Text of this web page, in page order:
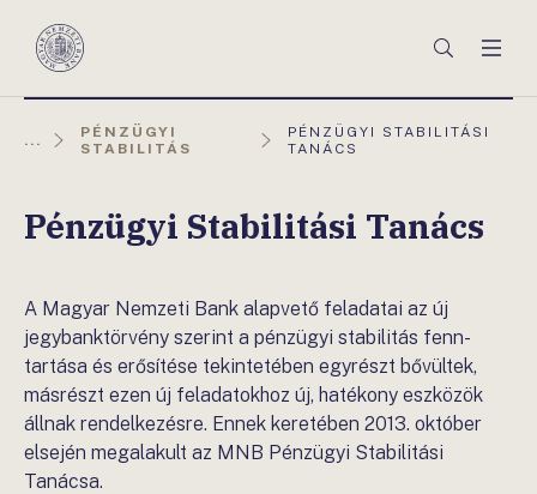
Magyar
Keresés
...
PÉNZÜGYI
STABILITÁS
AKTUÁLIS
OLDAL:
PÉNZÜGYI STABILITÁSI
TANÁCS
Pénzügyi Stabilitási Tanács
A Magyar Nemzeti Bank alapvető feladatai az új
jegybanktörvény szerint a pénzügyi stabilitás fenn-
tartása és erősítése tekintetében egyrészt bővültek,
másrészt ezen új feladatokhoz új, hatékony eszközök
állnak rendelkezésre. Ennek keretében 2013. október
elsején megalakult az MNB Pénzügyi Stabilitási
Tanácsa.